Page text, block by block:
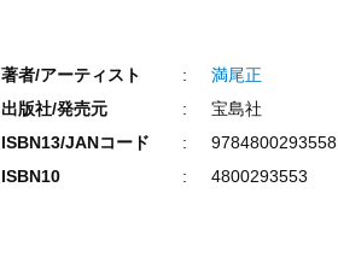
著者/アーティスト
満尾正
出版社/発売元
宝島社
ISBN13/JANコード
9784800293558
ISBN10
4800293553